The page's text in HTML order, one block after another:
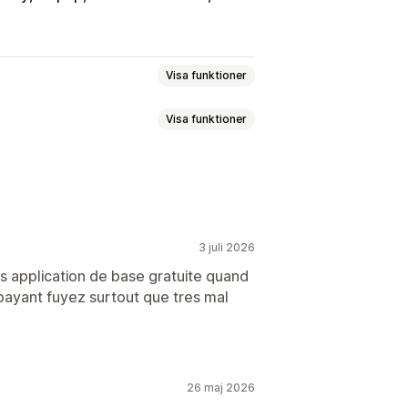
Visa funktioner
Professionell översättning
omdirigering
Visa funktioner
Automatisk omdirigering
Spårning Analysverktyg
3 juli 2026
application de base gratuite quand
fuyez surtout que tres mal
26 maj 2026